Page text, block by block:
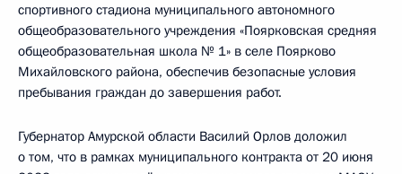
спортивного стадиона муниципального автономного
общеобразовательного учреждения «Поярковская средняя
общеобразовательная школа № 1» в селе Поярково
Михайловского района, обеспечив безопасные условия
пребывания граждан до завершения работ.
Губернатор Амурской области Василий Орлов доложил
о том, что в рамках муниципального контракта от 20 июня